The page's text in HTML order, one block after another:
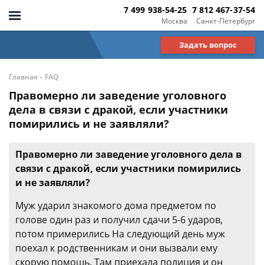
Москва
7 499 938-54-25
Санкт-Петербург
7 812 467-37-54
Задать вопрос
Главная - FAQ
Правомерно ли заведение уголовного
дела в связи с дракой, если участники
помирились и не заявляли?
Правомерно ли заведение уголовного дела в
связи с дракой, если участники помирились
и не заявляли?
Муж ударил знакомого дома предметом по
голове один раз и получил сдачи 5-6 ударов,
потом примерились На следующий день муж
поехал к родственникам и они вызвали ему
скорую помощь. Там приехала полиция и он